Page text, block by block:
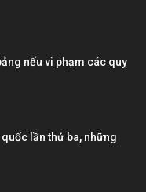
nếu vi phạm các quy
lần thứ ba, những